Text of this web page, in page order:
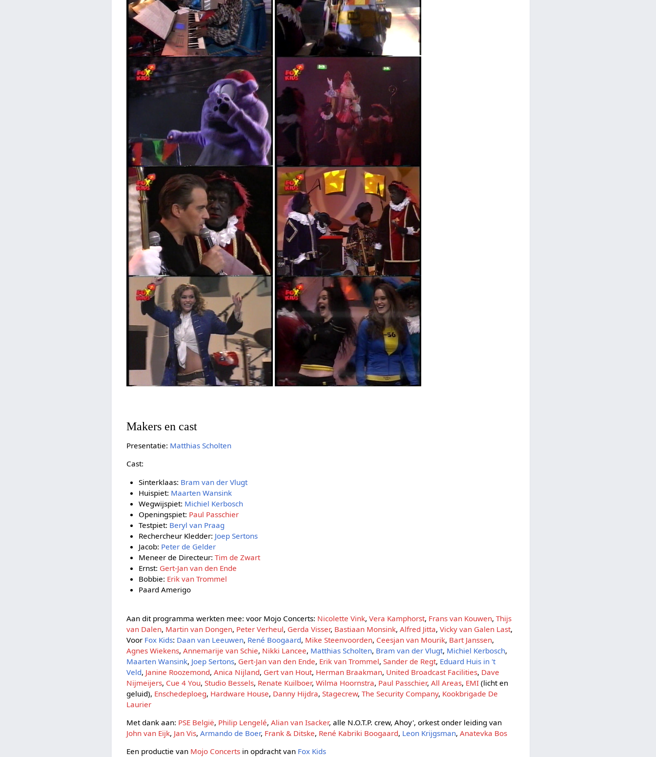
Makers en cast
Presentatie: Matthias Scholten
Cast:
Sinterklaas: Bram van der Vlugt
Huispiet: Maarten Wansink
Wegwijspiet: Michiel Kerbosch
Openingspiet: Paul Passchier
Testpiet: Beryl van Praag
Rechercheur Kledder: Joep Sertons
Jacob: Peter de Gelder
Meneer de Directeur: Tim de Zwart
Ernst: Gert-Jan van den Ende
Bobbie: Erik van Trommel
Paard Amerigo
Aan dit programma werkten mee: voor Mojo Concerts: Nicolette Vink,Vera Kamphorst, Frans van Kouwen,Thijs
van Dalen, Martin van Dongen, Peter Verheul, Gerda Visser, Bastiaan Monsink,Alfred Jitta,Vicky van Galen Last,
Voor Fox Kids: Daan van Leeuwen, René Boogaard, Mike Steenvoorden, Ceesjan van Mourik, Bart Janssen,
Agnes Wiekens,Annemarije van Schie, Nikki Lancee, Matthias Scholten, Bram van der Vlugt, Michiel Kerbosch,
Maarten Wansink, Joep Sertons, Gert-Jan van den Ende, Erik van Trommel,Sander de Regt, Eduard Huis in 't
Veld, Janine Roozemond,Anica Nijland, Gert van Hout, Herman Braakman, United Broadcast Facilities, Dave
Nijmeijers, Cue 4 You,Studio Bessels, Renate Kuilboer,Wilma Hoornstra, Paul Passchier,All Areas, EMI (licht en
geluid), Enschedeploeg, Hardware House, Danny Hijdra,Stagecrew,The Security Company, Kookbrigade De
Laurier
Met dank aan: PSE België, Philip Lengelé,Alian van Isacker, alle N.O.T.P. crew, Ahoy', orkest onder leiding van
John van Eijk, Jan Vis,Armando de Boer, Frank & Ditske, René Kabriki Boogaard, Leon Krijgsman,Anatevka Bos
Een productie van Mojo Concerts in opdracht van Fox Kids